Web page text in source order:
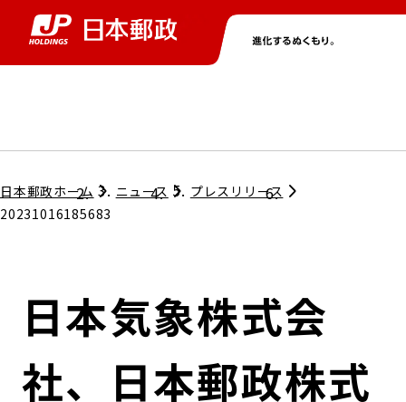
グループ情報トップ
コンプライアンス
ガバナンス
株主・投資家情報トップ
個人投資家のみなさまへ
株式情報
ニューストップ
サステナビリティトップ
担当役員メッセージ
サステナビリティマネジメント
採用情報トップ
日本郵政ホーム ニュース
プレスリリース
20231016185683
日本気象株式会
社、日本郵政株式